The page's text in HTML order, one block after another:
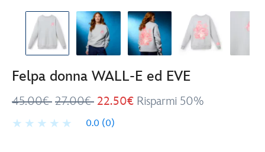
Felpa donna WALL-E ed EVE
45.00€ 27.00€ 22.50€ Risparmi 50%
0.0 (0)